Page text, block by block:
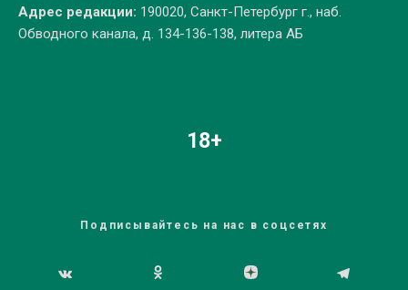
Адрес редакции: 190020, Санкт-Петербург г., наб.
Обводного канала, д. 134-136-138, литера АБ
18+
Подписывайтесь на нас в соцсетях